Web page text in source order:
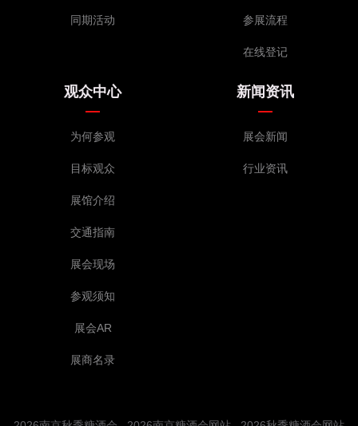
同期活动 参展流程
在线登记
观众中心
为何参观
目标观众
展馆介绍
交通指南
展会现场
参观须知
展会AR
展商名录
新闻资讯
展会新闻
行业资讯